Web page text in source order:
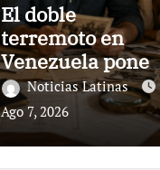
El doble
terremoto en
Venezuela pone
en el foco las
alternativas
legales para
solicitar la
Noticias Latinas
Ago 7, 2026